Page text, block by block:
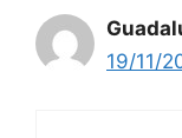
19/11/